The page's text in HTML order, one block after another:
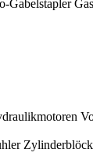
Gabelstapler